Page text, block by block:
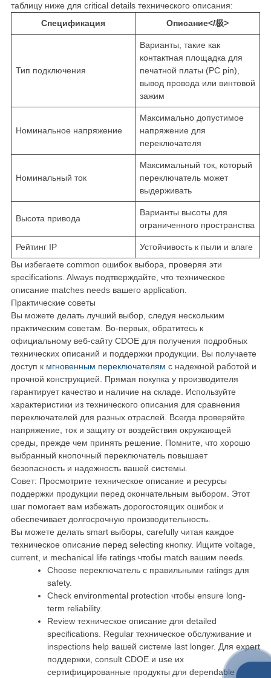
таблицу ниже для critical details технического описания:
Спецификация
Описание</极>
Тип подключения
Варианты, такие как
контактная площадка для
печатной платы (PC pin),
вывод провода или винтовой
зажим
Номинальное напряжение
Максимально допустимое
напряжение для
переключателя
Номинальный ток
Максимальный ток, который
переключатель может
выдерживать
Высота привода
Варианты высоты для
ограниченного пространства
Рейтинг IP
Устойчивость к пыли и влаге
Вы избегаете common ошибок выбора, проверяя эти
specifications. Always подтверждайте, что техническое
описание matches needs вашего application.
Практические советы
Вы можете делать лучший выбор, следуя нескольким
практическим советам. Во-первых, обратитесь к
официальному веб-сайту CDOE для получения подробных
технических описаний и поддержки продукции. Вы получаете
доступ к мгновенным переключателям с надежной работой и
прочной конструкцией. Прямая покупка у производителя
гарантирует качество и наличие на складе. Используйте
характеристики из технического описания для сравнения
переключателей для разных отраслей. Всегда проверяйте
напряжение, ток и защиту от воздействия окружающей
среды, прежде чем принять решение. Помните, что хорошо
выбранный кнопочный переключатель повышает
безопасность и надежность вашей системы.
Совет: Просмотрите техническое описание и ресурсы
поддержки продукции перед окончательным выбором. Этот
шаг помогает вам избежать дорогостоящих ошибок и
обеспечивает долгосрочную производительность.
Вы можете делать smart выборы, carefully читая каждое
техническое описание перед selecting кнопку. Ищите voltage,
current, и mechanical life ratings чтобы match вашим needs.
Choose переключатель с правильными ratings для
safety.
Check environmental protection чтобы ensure long-
term reliability.
Review техническое описание для detailed
specifications. Regular техническое обслуживание и
inspections help вашей системе last longer. Для expert
поддержки, consult CDOE и use их
сертифицированные продукты для dependable